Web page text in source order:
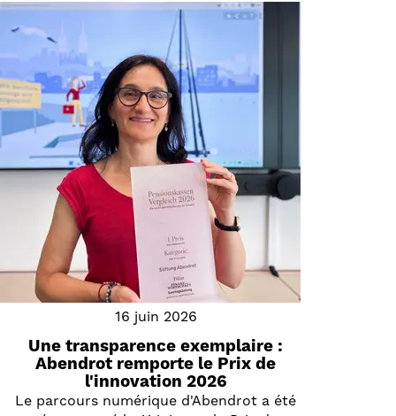
16 juin 2026
Une transparence exemplaire :
Abendrot remporte le Prix de
l'innovation 2026
Le parcours numérique d'Abendrot a été